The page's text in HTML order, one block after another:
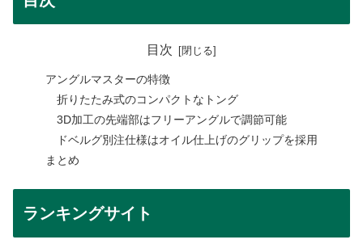
目次
アングルマスターの特徴
折りたたみ式のコンパクトなトング
3D加工の先端部はフリーアングルで調節可能
ドベルグ別注仕様はオイル仕上げのグリップを採用
まとめ
ランキングサイト